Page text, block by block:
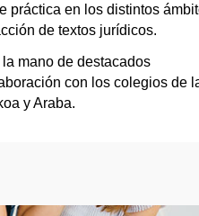
práctica en los distintos
de textos jurídicos.
mano de destacados
con los colegios de
y Araba.